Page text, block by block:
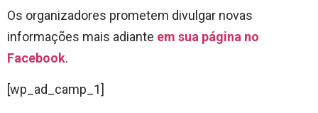
Os organizadores prometem divulgar novas
informações mais adiante em sua página no
Facebook.
[wp_ad_camp_1]